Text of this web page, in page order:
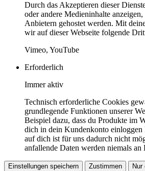
Durch das Akzeptieren dieser
oder andere Medieninhalte
Anbietern gehostet werden. Mit
wir auf dieser Webseite folgende
Vimeo, YouTube
Erforderlich
Immer aktiv
Technisch erforderliche Cookies
grundlegende Funktionen unserer
Beispiel dazu, dass du Produkte im
dich in dein Kundenkonto einloggen
auf dich ist für uns dadurch nicht
anfallende Daten werden niemals an
Einstellungen speichern Zustimmen Nur